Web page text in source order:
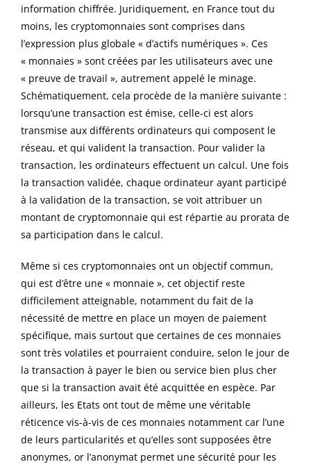
information chiffrée. Juridiquement, en France tout du
moins, les cryptomonnaies sont comprises dans
l’expression plus globale « d’actifs numériques ». Ces
« monnaies » sont créées par les utilisateurs avec une
« preuve de travail », autrement appelé le minage.
Schématiquement, cela procède de la manière suivante :
lorsqu’une transaction est émise, celle-ci est alors
transmise aux différents ordinateurs qui composent le
réseau, et qui valident la transaction. Pour valider la
transaction, les ordinateurs effectuent un calcul. Une fois
la transaction validée, chaque ordinateur ayant participé
à la validation de la transaction, se voit attribuer un
montant de cryptomonnaie qui est répartie au prorata de
sa participation dans le calcul.
Même si ces cryptomonnaies ont un objectif commun,
qui est d’être une « monnaie », cet objectif reste
difficilement atteignable, notamment du fait de la
nécessité de mettre en place un moyen de paiement
spécifique, mais surtout que certaines de ces monnaies
sont très volatiles et pourraient conduire, selon le jour de
la transaction à payer le bien ou service bien plus cher
que si la transaction avait été acquittée en espèce. Par
ailleurs, les Etats ont tout de même une véritable
réticence vis-à-vis de ces monnaies notamment car l’une
de leurs particularités et qu’elles sont supposées être
anonymes, or l’anonymat permet une sécurité pour les